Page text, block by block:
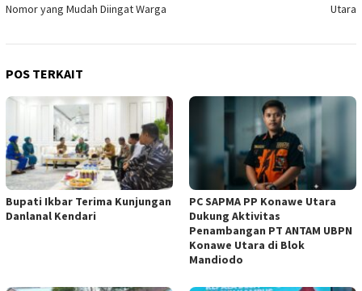
Nomor yang Mudah Diingat Warga
Utara
POS TERKAIT
Bupati Ikbar Terima Kunjungan
Danlanal Kendari
PC SAPMA PP Konawe Utara
Dukung Aktivitas
Penambangan PT ANTAM UBPN
Konawe Utara di Blok
Mandiodo